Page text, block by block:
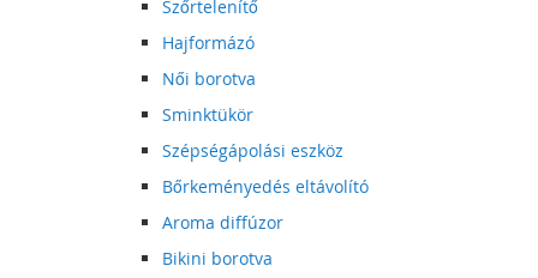
Szőrtelenítő
Hajformázó
Női borotva
Sminktükör
Szépségápolási eszköz
Bőrkeményedés eltávolító
Aroma diffúzor
Bikini borotva